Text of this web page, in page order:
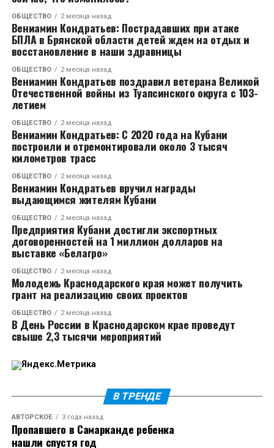
Напомним, что роман с Кабак Тимур Родригез
перестал скрывать совсем недавно. Артист стал
приглашенным гостем в «шоу Воли», где впервые
заявил о своей любви к актрисе и назвал её лучшей
женщиной в мире. По словам шоумена, он наконец-
то нашел, что искал, и наслаждается каждым днем с
Откровения певца вызвали бурные споры в Сети.
Дело в том, что недавно Тимур Родригез впервые
откровенно рассказал о разводе с Анной
Девочкиной после 16 лет брака. Артист решил
разойтись с супругой осенью прошлого года. Он
признался, что объявил жене об этом решение по
телефону, так как она не была в Москве. Когда
женщина вернулась в столицу, то узнала, что у
Родригеза уже новая любовь.
Многие пользователи раскритиковали Екатерину за
то, что та увела певца из семьи, поэтому Тимуру
пришлось дать новый комментарий. Он объяснил,
что сразу после разрыва с женой встречался с
другой девушкой. Уже в ноябре он впервые вышел в
свет с Кабак. Бывшая жена Родригеза эмоционально
ОБЩЕСТВО 2 месяца назад
Вениамин Кондратьев: Пострадавших при атаке
БПЛА в Брянской области детей ждем на отдых и
восстановление в наши здравницы
ОБЩЕСТВО 2 месяца назад
Вениамин Кондратьев поздравил ветерана Великой
Отечественной войны из Туапсинского округа с 103-
летием
ОБЩЕСТВО 2 месяца назад
Вениамин Кондратьев: С 2020 года на Кубани
построили и отремонтировали около 3 тысяч
километров трасс
ОБЩЕСТВО 2 месяца назад
Вениамин Кондратьев вручил награды
выдающимся жителям Кубани
ОБЩЕСТВО 2 месяца назад
Предприятия Кубани достигли экспортных
договоренностей на 1 миллион долларов на
выставке «Белагро»
ОБЩЕСТВО 2 месяца назад
Молодежь Краснодарского края может получить
грант на реализацию своих проектов
ОБЩЕСТВО 2 месяца назад
В День России в Краснодарском крае проведут
свыше 2,3 тысячи мероприятий
В ТРЕНДЕ
АВТОРСКОЕ 3 года назад
Пропавшего в Самарканде ребенка
нашли спустя год